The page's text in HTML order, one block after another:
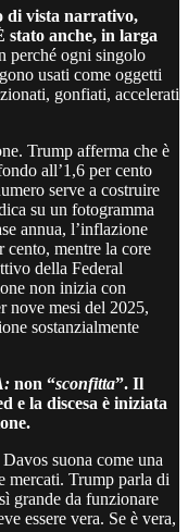
di vista narrativo,
stato anche, in larga
perché ogni singolo
usati come oggetti
gonfiati, accelerati
Trump afferma che è
all’1,6 per cento
serve a costruire
su un fotogramma
annua, l’inflazione
cento, mentre la core
della Federal
non inizia con
nove mesi del 2025,
sostanzialmente
non “sconfitta”. Il
e la discesa è iniziata
suona come una
mercati. Trump parla di
grande da funzionare
essere vera. Se è vera,